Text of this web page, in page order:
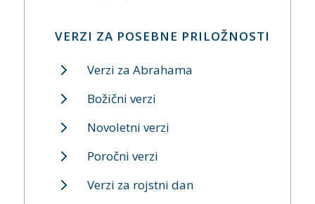
VERZI ZA POSEBNE PRILOŽNOSTI
Verzi za Abrahama
Božični verzi
Novoletni verzi
Poročni verzi
Verzi za rojstni dan